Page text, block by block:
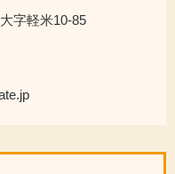
字軽米10-85